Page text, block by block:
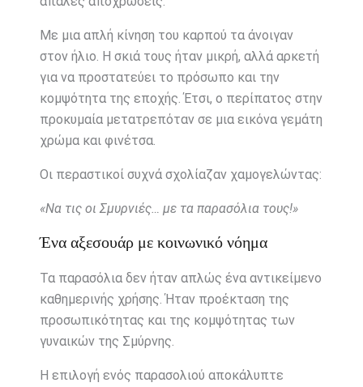
Με μια απλή κίνηση του καρπού τα άνοιγαν
στον ήλιο. Η σκιά τους ήταν μικρή, αλλά αρκετή
για να προστατεύει το πρόσωπο και την
κομψότητα της εποχής. Έτσι, ο περίπατος στην
προκυμαία μετατρεπόταν σε μια εικόνα γεμάτη
χρώμα και φινέτσα.
Οι περαστικοί συχνά σχολίαζαν χαμογελώντας:
«Να τις οι Σμυρνιές… με τα παρασόλια τους!»
Ένα αξεσουάρ με κοινωνικό νόημα
Τα παρασόλια δεν ήταν απλώς ένα αντικείμενο
καθημερινής χρήσης. Ήταν προέκταση της
προσωπικότητας και της κομψότητας των
γυναικών της Σμύρνης.
Η επιλογή ενός παρασολιού αποκάλυπτε